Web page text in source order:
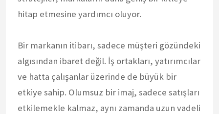
hitap etmesine yardımcı oluyor.
Bir markanın itibarı, sadece müşteri gözündeki
algısından ibaret değil. İş ortakları, yatırımcılar
ve hatta çalışanlar üzerinde de büyük bir
etkiye sahip. Olumsuz bir imaj, sadece satışları
etkilemekle kalmaz, aynı zamanda uzun vadeli